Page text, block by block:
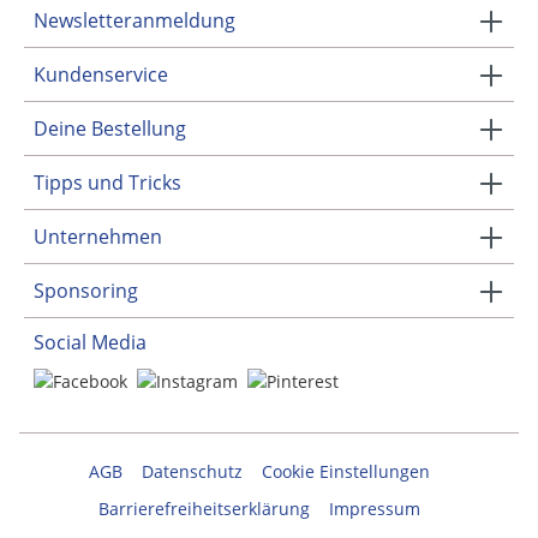
Newsletteranmeldung
Kundenservice
Deine Bestellung
Tipps und Tricks
Unternehmen
Sponsoring
Social Media
AGB Datenschutz
Cookie Einstellungen
Barrierefreiheitserklärung
Impressum